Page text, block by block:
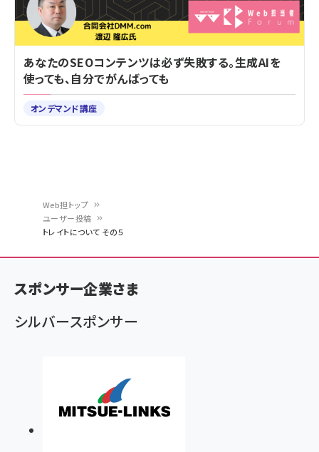
ン
く
ず
Web担トップ
ユーザー投稿
トレイトについて その５
あなたのSEOコンテンツは必ず失敗する。生成AIを
使っても、自分でがんばっても
オンデマンド講座
スポンサー企業さま
シルバースポンサー